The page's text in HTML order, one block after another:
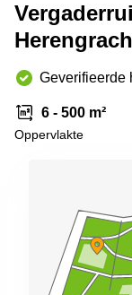
Kantoorruimte
in Arnhem
space
Coworking
space
Kantoor
Huren
Hengelo
Geverifieerde
6 - 500 m²
Oppervlakte